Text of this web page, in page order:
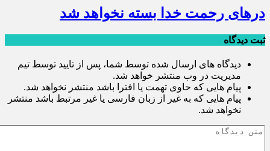
درهای رحمت خدا بسته نخواهد شد
ثبت دیدگاه
دیدگاه های ارسال شده توسط شما، پس از تایید توسط تیم
مدیریت در وب منتشر خواهد شد.
پیام هایی که حاوی تهمت یا افترا باشد منتشر نخواهد شد.
پیام هایی که به غیر از زبان فارسی یا غیر مرتبط باشد منتشر
نخواهد شد.